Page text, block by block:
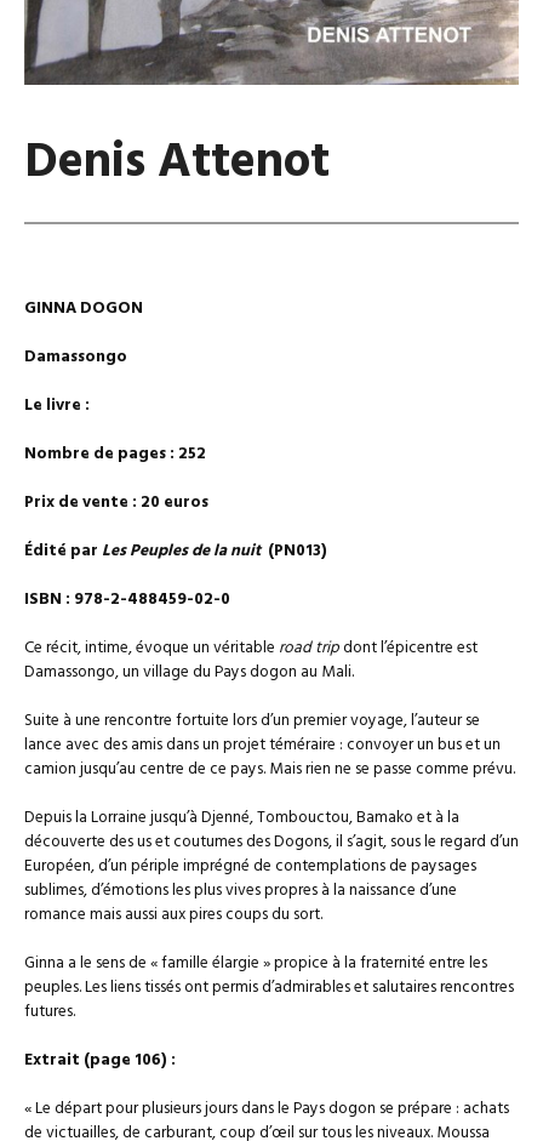
Denis Attenot
GINNA DOGON
Damassongo
Le livre :
Nombre de pages : 252
Prix de vente : 20 euros
Édité par Les Peuples de la nuit(PN013)
ISBN : 978-2-488459-02-0
Ce récit, intime, évoque un véritable road tripdont l’épicentre est
Damassongo, un village du Pays dogon au Mali.
Suite à une rencontre fortuite lors d’un premier voyage, l’auteur se
lance avec des amis dans un projet téméraire : convoyer un bus et un
camion jusqu’au centre de ce pays. Mais rien ne se passe comme prévu.
Depuis la Lorraine jusqu’à Djenné, Tombouctou, Bamako et à la
découverte des us et coutumes des Dogons, il s’agit, sous le regard d’un
Européen, d’un périple imprégné de contemplations de paysages
sublimes, d’émotions les plus vives propres à la naissance d’une
romance mais aussi aux pires coups du sort.
Ginna a le sens de « famille élargie » propice à la fraternité entre les
peuples. Les liens tissés ont permis d’admirables et salutaires rencontres
futures.
Extrait (page 106) :
« Le départ pour plusieurs jours dans le Pays dogon se prépare : achats
de victuailles, de carburant, coup d’œil sur tous les niveaux. Moussa